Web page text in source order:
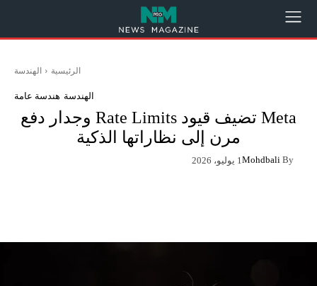
الرئيسية الهندسة
الهندسة هندسة عامة
Meta تضيف قيود Rate Limits وجدار دفع
مرن إلى نظاراتها الذكية
By
Mohdbali 1 يوليو، 2026